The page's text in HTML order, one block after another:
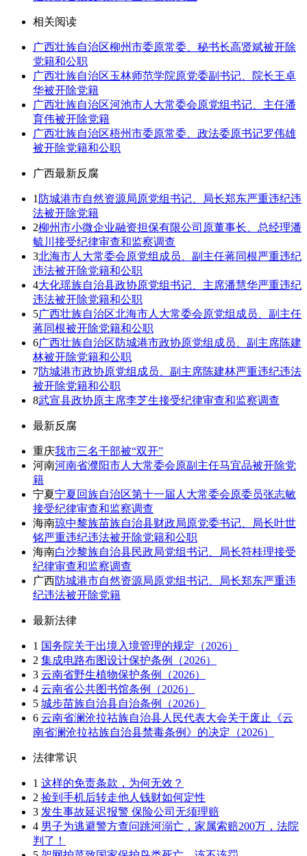
相关阅读
广西壮族自治区柳州市委原常委、秘书长高贤斌被开除
党籍和公职
广西壮族自治区玉林师范学院原党委副书记、院长王卓
华被开除党籍
广西壮族自治区河池市人大常委会原党组书记、主任潘
育伟被开除党籍
广西壮族自治区梧州市委原常委、政法委原书记罗伟雄
被开除党籍和公职
广西最新反腐
1 防城港市自然资源局原党组书记、局长郑东严重违纪违
法被开除党籍
2柳州市小微企业融资担保有限公司原董事长、总经理潘
毓川接受纪律审查和监察调查
3北海市人大常委会原党组成员、副主任蒋同根严重违纪
违法被开除党籍和公职
4大化瑶族自治县政协原党组书记、主席潘慧华严重违纪
违法被开除党籍和公职
5广西壮族自治区北海市人大常委会原党组成员、副主任
蒋同根被开除党籍和公职
6广西壮族自治区防城港市政协原党组成员、副主席陈建
林被开除党籍和公职
7防城港市政协原党组成员、副主席陈建林严重违纪违法
被开除党籍和公职
8武宣县政协原主席李芝生接受纪律审查和监察调查
最新反腐
重庆我市三名干部被“双开”
河南河南省濮阳市人大常委会原副主任马宜品被开除党
籍
宁夏宁夏回族自治区第十一届人大常委会原委员张志敏
接受纪律审查和监察调查
海南琼中黎族苗族自治县财政局原党委书记、局长叶世
铭严重违纪违法被开除党籍和公职
海南白沙黎族自治县民政局党组书记、局长符桂理接受
纪律审查和监察调查
广西防城港市自然资源局原党组书记、局长郑东严重违
纪违法被开除党籍
最新法律
1 国务院关于出境入境管理的规定（2026）
2 集成电路布图设计保护条例（2026）
3 云南省野生植物保护条例（2026）
4 云南省公共图书馆条例（2026）
5 城步苗族自治县自治条例（2026）
6 云南省澜沧拉祜族自治县人民代表大会关于废止《云
南省澜沧拉祜族自治县禁毒条例》的决定（2026）
法律常识
1 这样的免责条款，为何无效？
2 捡到手机后转走他人钱财如何定性
3 发生事故延迟报警 保险公司无须理赔
4 男子为逃避警方查问跳河溺亡，家属索赔200万，法院
判了！